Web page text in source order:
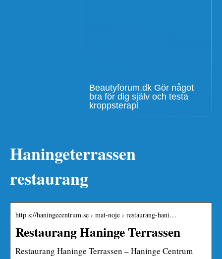
Beautyforum.dk Gör något
bra för dig själv och testa
kroppsterapi
Haningeterrassen
restaurang
http s://haningecentrum.se › mat-noje › restaurang-hani…
Restaurang Haninge Terrassen
Restaurang Haninge Terrassen – Haninge Centrum